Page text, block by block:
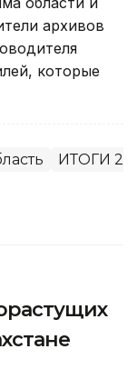
архивов
которые
ИТОГИ